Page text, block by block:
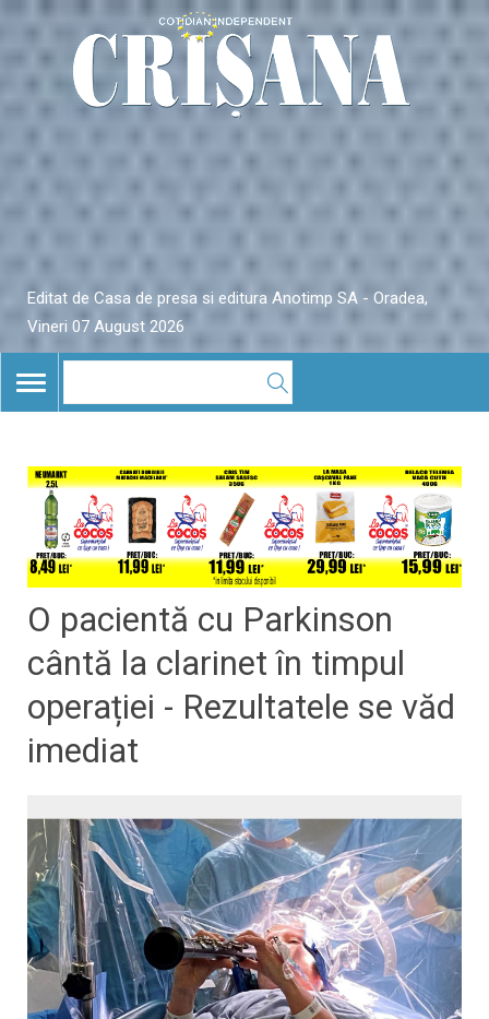
Editat de Casa de presa si editura Anotimp SA - Oradea,
Vineri 07 August 2026
TOGGLE
NAVIGATION
O pacientă cu Parkinson
cântă la clarinet în timpul
operației - Rezultatele se văd
imediat